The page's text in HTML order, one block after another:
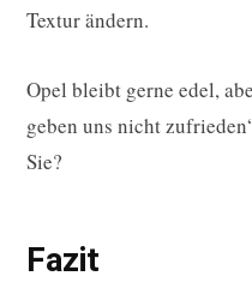
Textur ändern.
Opel bleibt gerne edel,
geben uns nicht
Sie?
Fazit